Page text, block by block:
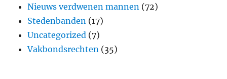
Nieuws verdwenen mannen (72)
Stedenbanden (17)
Uncategorized (7)
Vakbondsrechten (35)